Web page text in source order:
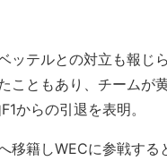
ッテルとの対立も報じ
こともあり、チームが
からの引退を表明。
移籍しWECに参戦する